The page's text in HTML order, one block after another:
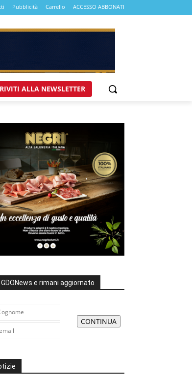
Pubblicità Carrello ACCESSO ABBONATI
ALLA NEWSLETTER
e rimani aggiornato